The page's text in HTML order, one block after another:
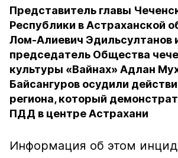
Представитель главы
Республики в Астраханской
Лом-Алиевич Эдильсултанов
председатель Общества
культуры «Вайнах» Адлан
Байсангуров осудили
региона, который
ПДД в центре Астрахани
Информация об этом